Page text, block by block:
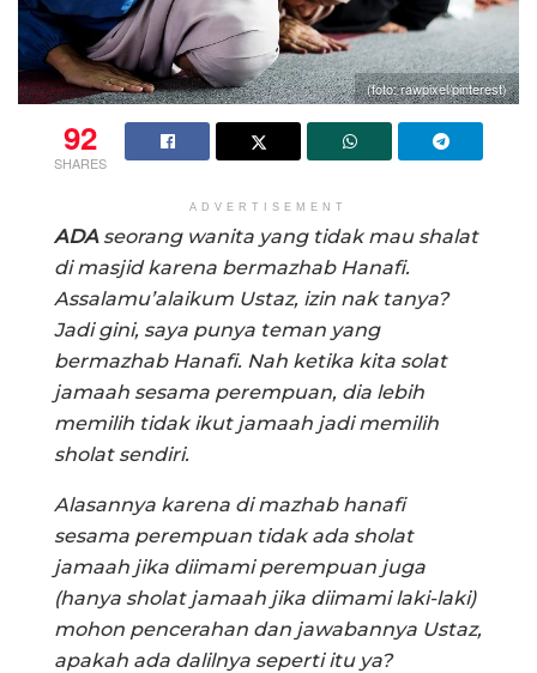
(foto: rawpixel/pinterest)
92
SHARES
ADVERTISEMENT
ADAseorang wanita yang tidak mau shalat
di masjid karena bermazhab Hanafi.
Assalamu’alaikum Ustaz, izin nak tanya?
Jadi gini, saya punya teman yang
bermazhab Hanafi. Nah ketika kita solat
jamaah sesama perempuan, dia lebih
memilih tidak ikut jamaah jadi memilih
sholat sendiri.
Alasannya karena di mazhab hanafi
sesama perempuan tidak ada sholat
jamaah jika diimami perempuan juga
(hanya sholat jamaah jika diimami laki-laki)
mohon pencerahan dan jawabannya Ustaz,
apakah ada dalilnya seperti itu ya?